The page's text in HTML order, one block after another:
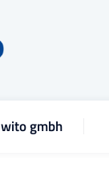
wito gmbh